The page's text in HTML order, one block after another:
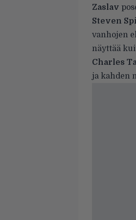
Zaslav
Steven
vanhojen
näyttää
Charles
ja kahden